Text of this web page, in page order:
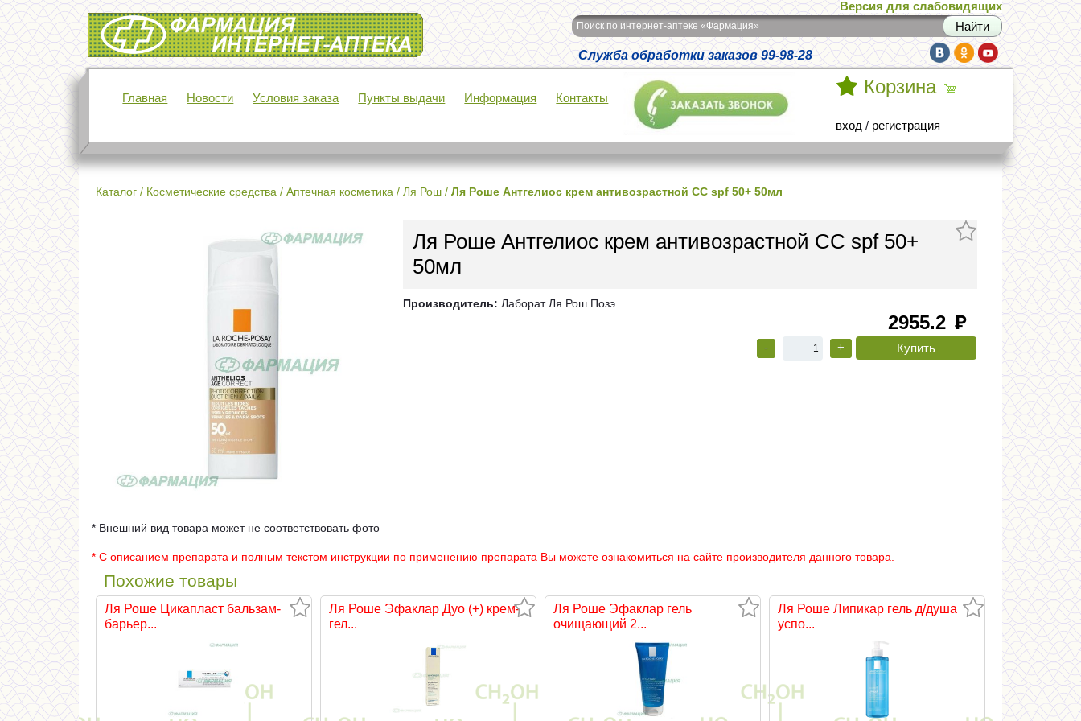
Интернет-аптека Фармация
Версия для слабовидящих
Поиск по интернет-аптеке «Фармация»
Служба обработки заказов 99-98-28
Главная Новости Условия заказа Пункты выдачи Информация Контакты
Корзина
вход / регистрация
Каталог / Косметические средства / Аптечная косметика / Ля Рош / Ля Роше Антгелиос крем антивозрастной СС spf 50+ 50мл
Ля Роше Антгелиос крем антивозрастной СС spf 50+
50мл
Производитель: Лаборат Ля Рош Позэ
2955.2 руб
- +
* Внешний вид товара может не соответствовать фото
* С описанием препарата и полным текстом инструкции по применению препарата Вы можете ознакомиться на сайте производителя данного товара.
Похожие товары
Ля Роше Цикапласт бальзам-
барьер...
Ля Роше Эфаклар Дуо (+) крем-
гел...
Ля Роше Эфаклар гель
очищающий 2...
Ля Роше Липикар гель д/душа
успо...